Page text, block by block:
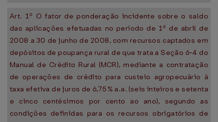
Art. 1º O fator de ponderação incidente sobre o saldo
das aplicações efetuadas no período de 1º de abril de
2008 a 30 de junho de 2008, com recursos captados em
depósitos de poupança rural de que trata a Seção 6-4 do
Manual de Crédito Rural (MCR), mediante a contratação
de operações de crédito para custeio agropecuário à
taxa efetiva de juros de 6,75% a.a. (seis inteiros e setenta
e cinco centésimos por cento ao ano), segundo as
condições definidas para os recursos obrigatórios de